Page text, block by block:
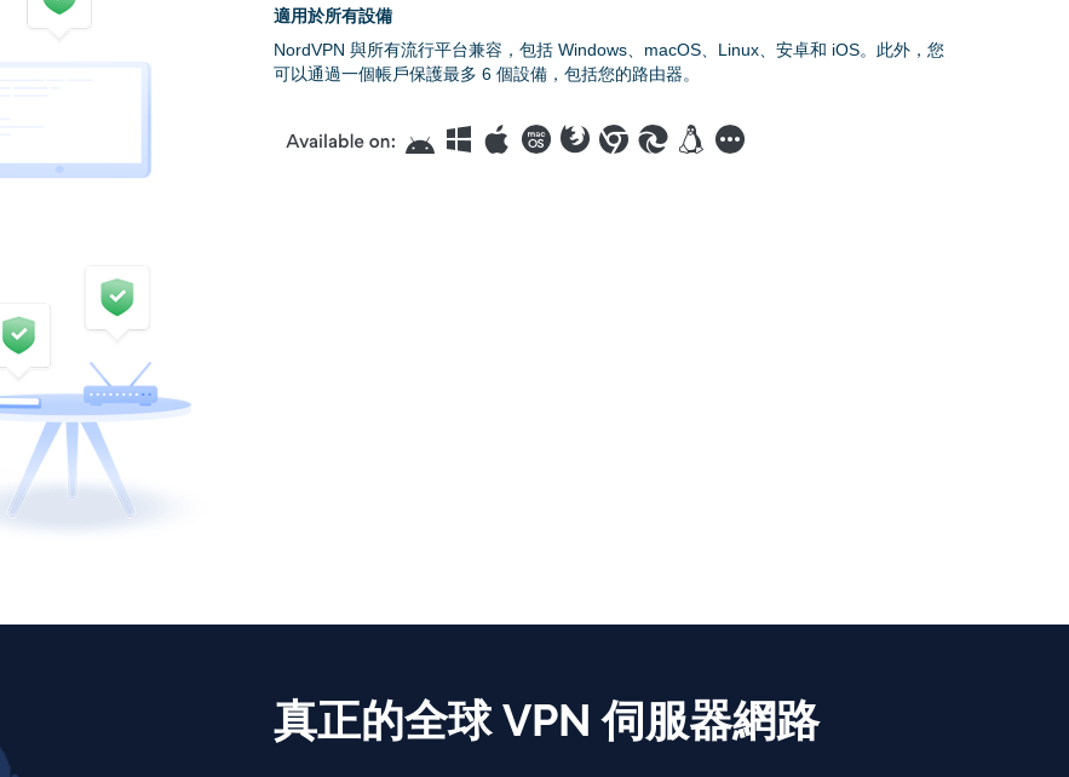
適用於所有設備
NordVPN 與所有流行平台兼容，包括 Windows、macOS、Linux、安卓和 iOS。此外，您
可以通過一個帳戶保護最多 6 個設備，包括您的路由器。
真正的全球 VPN 伺服器網路